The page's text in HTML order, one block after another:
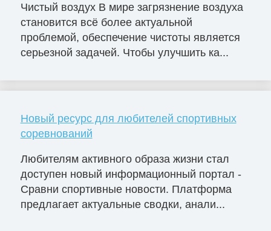
Чистый воздух В мире загрязнение воздуха
становится всё более актуальной
проблемой, обеспечение чистоты является
серьезной задачей. Чтобы улучшить ка...
Новый ресурс для любителей спортивных
соревнований
Любителям активного образа жизни стал
доступен новый информационный портал -
Сравни спортивные новости. Платформа
предлагает актуальные сводки, анали...